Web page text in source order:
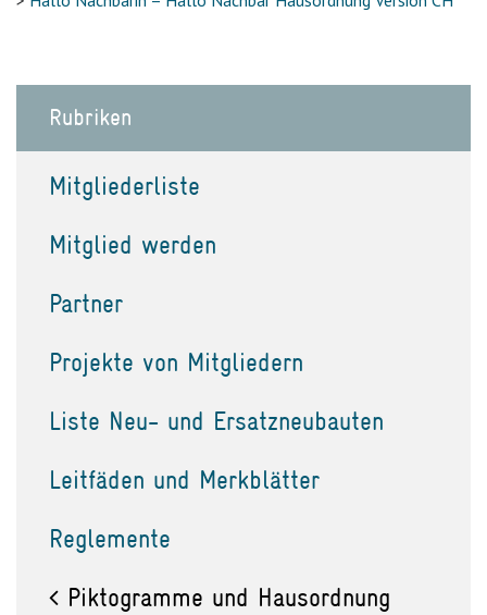
Rubriken
Mitgliederliste
Mitglied werden
Partner
Projekte von Mitgliedern
Liste Neu- und Ersatzneubauten
Leitfäden und Merkblätter
Reglemente
Piktogramme und Hausordnung